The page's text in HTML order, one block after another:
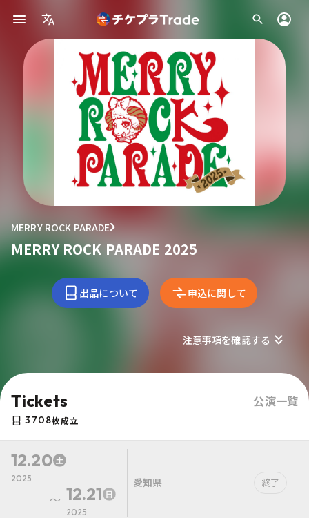
MERRY ROCK PARADE
MERRY ROCK PARADE 2025
出品について 申込に関して
注意事項を確認する
Tickets 公演一覧
3708枚成立
12.20
2025
〜 12.21
2025
愛知県 終了